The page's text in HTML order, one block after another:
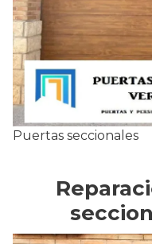
Puertas seccionales